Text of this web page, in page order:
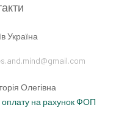
Україна
@gmail.com
Олегівна
на рахунок ФОП